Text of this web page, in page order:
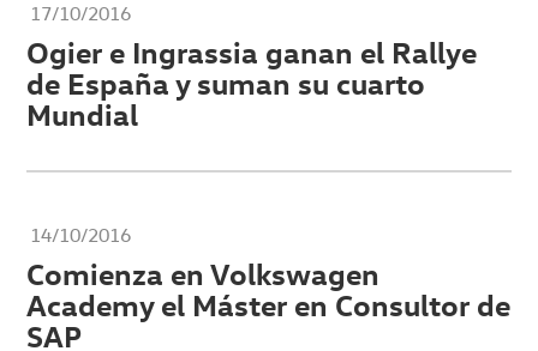
17/10/2016
Ogier e Ingrassia ganan el Rallye
de España y suman su cuarto
Mundial
14/10/2016
Comienza en Volkswagen
Academy el Máster en Consultor de
SAP